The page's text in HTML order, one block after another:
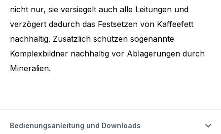
nicht nur, sie versiegelt auch alle Leitungen und
verzögert dadurch das Festsetzen von Kaffeefett
nachhaltig. Zusätzlich schützen sogenannte
Komplexbildner nachhaltig vor Ablagerungen durch
Mineralien.
Bedienungsanleitung und Downloads